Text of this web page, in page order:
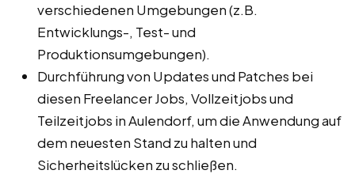
verschiedenen Umgebungen (z.B.
Entwicklungs-, Test- und
Produktionsumgebungen).
Durchführung von Updates und Patches bei
diesen Freelancer Jobs, Vollzeitjobs und
Teilzeitjobs in Aulendorf, um die Anwendung auf
dem neuesten Stand zu halten und
Sicherheitslücken zu schließen.